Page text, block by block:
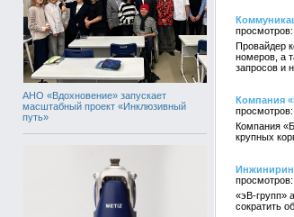
АНО «Вдохновение» запускает
масштабный проект «Инклюзивный
путь»
Провайдер
номеров, а
запросов и
Компания
Компания
крупных
«эВ-групп»
сократить